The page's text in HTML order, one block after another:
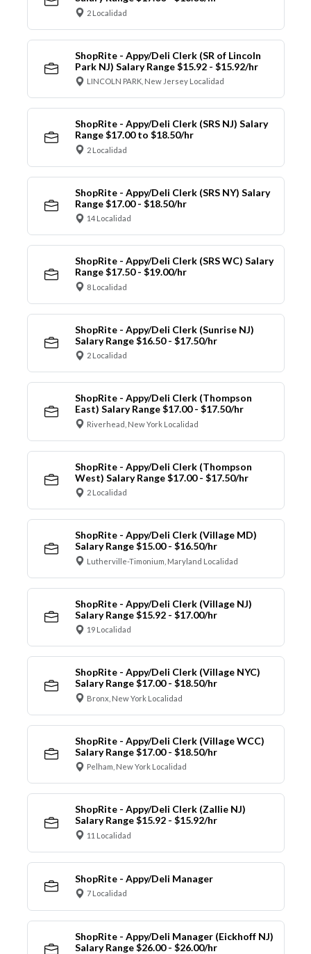
2 Localidad
ShopRite - Appy/Deli Clerk (SR of Lincoln
Park NJ) Salary Range $15.92 - $15.92/hr
LINCOLN PARK, New Jersey Localidad
ShopRite - Appy/Deli Clerk (SRS NJ) Salary
Range $17.00 to $18.50/hr
2 Localidad
ShopRite - Appy/Deli Clerk (SRS NY) Salary
Range $17.00 - $18.50/hr
14 Localidad
ShopRite - Appy/Deli Clerk (SRS WC) Salary
Range $17.50 - $19.00/hr
8 Localidad
ShopRite - Appy/Deli Clerk (Sunrise NJ)
Salary Range $16.50 - $17.50/hr
2 Localidad
ShopRite - Appy/Deli Clerk (Thompson
East) Salary Range $17.00 - $17.50/hr
Riverhead, New York Localidad
ShopRite - Appy/Deli Clerk (Thompson
West) Salary Range $17.00 - $17.50/hr
2 Localidad
ShopRite - Appy/Deli Clerk (Village MD)
Salary Range $15.00 - $16.50/hr
Lutherville-Timonium, Maryland Localidad
ShopRite - Appy/Deli Clerk (Village NJ)
Salary Range $15.92 - $17.00/hr
19 Localidad
ShopRite - Appy/Deli Clerk (Village NYC)
Salary Range $17.00 - $18.50/hr
Bronx, New York Localidad
ShopRite - Appy/Deli Clerk (Village WCC)
Salary Range $17.00 - $18.50/hr
Pelham, New York Localidad
ShopRite - Appy/Deli Clerk (Zallie NJ)
Salary Range $15.92 - $15.92/hr
11 Localidad
ShopRite - Appy/Deli Manager
7 Localidad
ShopRite - Appy/Deli Manager (Eickhoff NJ)
Salary Range $26.00 - $26.00/hr